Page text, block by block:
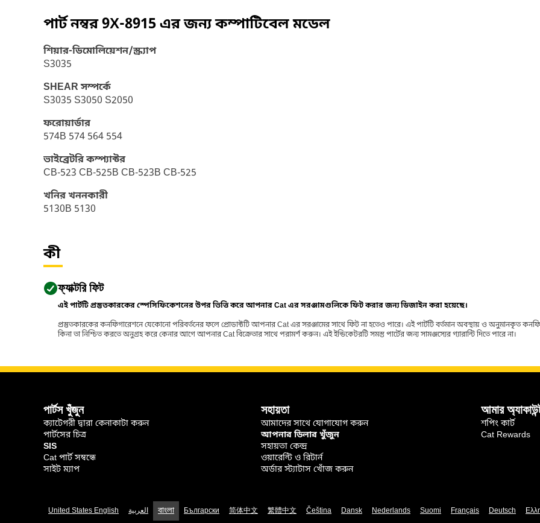
পার্ট নম্বর9X-8915এর জন্য কম্পাটিবেল মডেল
শিয়ার-ডিমোলিয়েশন/স্ক্র্যাপ
S3035
SHEAR সম্পর্কে
S3035 S3050 S2050
ফরোয়ার্ডার
574B 574 564 554
ভাইব্রেটরি কম্প্যাক্টর
CB-523 CB-525B CB-523B CB-525
খনির খননকারী
5130B 5130
কী
ফ্যাক্টরি ফিট
এই পার্টটি প্রস্তুতকারকের স্পেসিফিকেশনের উপর ভিত্তি করে আপনার Cat এর সরঞ্জামগুলিকে ফিট করার জন্য ডিজাইন করা হয়েছে।
প্রস্তুতকারকের কনফিগারেশনে যেকোনো পরিবর্তনের ফলে প্রোডাক্টটি আপনার Cat এর সরঞ্জামের সাথে ফিট না হতেও পারে। এই পার্টটি বর্তমান অবস্থায় ও অনুমানকৃত
কিনা তা নিশ্চিত করতে অনুগ্রহ করে কেনার আগে আপনার Cat বিক্রেতার সাথে পরামর্শ করুন। এই ইন্ডিকেটরটি সমস্ত পার্টের জন্য সামঞ্জস্যের গ্যারান্টি দিতে পারে না।
পার্টস খুঁজুন
ক্যাটেগরী দ্বারা কেনাকাটা করুন
পার্টসের চিত্র
SIS
Cat পার্ট সম্বন্ধে
সাইট ম্যাপ
সহায়তা
আমাদের সাথে যোগাযোগ করুন
আপনার ডিলার খুঁজুন
সহায়তা কেন্দ্র
ওয়ারেন্টি ও রিটার্ন
অর্ডার স্ট্যাটাস খোঁজ করুন
আমার
শপিং কার্ট
Cat Rewards
United States English العربية বাংলা Български 简体中文 繁體中文 Čeština Dansk Nederlands Suomi Français Deutsch